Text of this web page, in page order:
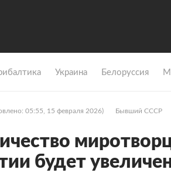
Украина Белоруссия
05:55, 15 февраля 2026) Бывший СССР
будет